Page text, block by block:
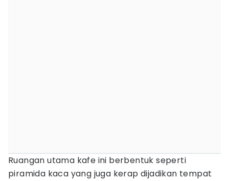
Ruangan utama kafe ini berbentuk seperti
piramida kaca yang juga kerap dijadikan tempat